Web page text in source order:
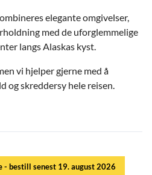
elegante omgivelser,
med de uforglemmelige
langs Alaskas kyst.
vi hjelper gjerne med å
og skreddersy hele reisen.
- bestill senest 19. august 2026